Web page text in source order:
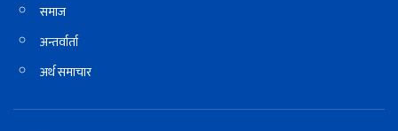
समाज
अन्तर्वार्ता
अर्थ समाचार